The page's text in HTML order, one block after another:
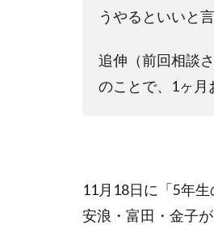
うやるといいと
追伸（前回相談
のことで、1ヶ月
11月18日に「5年
安浪・富田・金子